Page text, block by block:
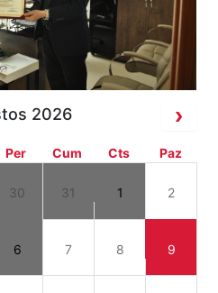
2026
Per Cum Cts Paz
30 31 1 2
6 7 8 9